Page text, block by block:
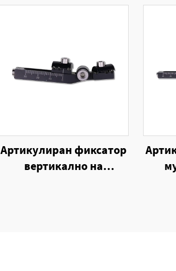
Артикулиран фиксатор
вертикално на